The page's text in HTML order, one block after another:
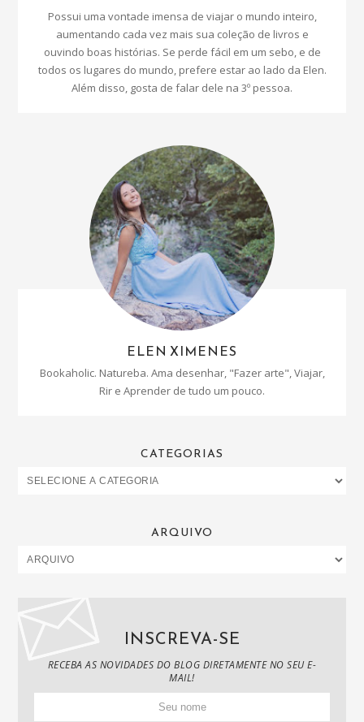
Possui uma vontade imensa de viajar o mundo inteiro,
aumentando cada vez mais sua coleção de livros e
ouvindo boas histórias. Se perde fácil em um sebo, e de
todos os lugares do mundo, prefere estar ao lado da Elen.
Além disso, gosta de falar dele na 3º pessoa.
ELEN XIMENES
Bookaholic. Natureba. Ama desenhar, "Fazer arte", Viajar,
Rir e Aprender de tudo um pouco.
CATEGORIAS
ARQUIVO
INSCREVA-SE
RECEBA AS NOVIDADES DO BLOG DIRETAMENTE NO SEU E-
MAIL!